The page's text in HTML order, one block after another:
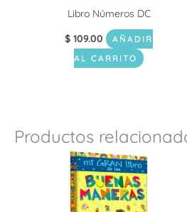
Libro Números DC
$ 109.00
AÑADIR
AL CARRITO
Productos